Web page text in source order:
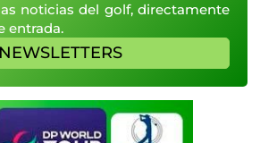
noticias del golf, directamente
entrada.
NEWSLETTERS